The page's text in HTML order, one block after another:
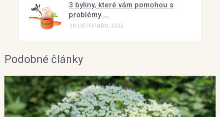
3 byliny, které vám pomohou s
problémy …
30 LISTOPADU, 2022
Podobné články